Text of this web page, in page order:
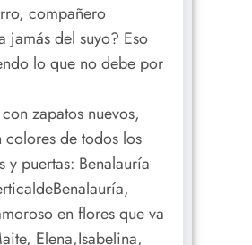
compañero
jamás del suyo? Eso
lo que no debe por
zapatos nuevos,
de todos los
puertas: Benalauría
en flores que va
Elena,Isabelina,